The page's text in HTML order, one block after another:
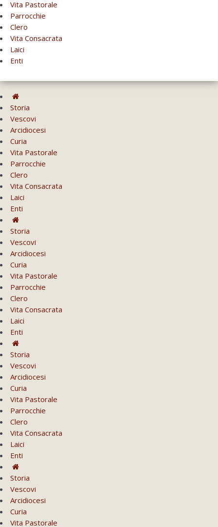
Vita Pastorale
Parrocchie
Clero
Vita Consacrata
Laici
Enti
Storia
Vescovi
Arcidiocesi
Curia
Vita Pastorale
Parrocchie
Clero
Vita Consacrata
Laici
Enti
Storia
Vescovi
Arcidiocesi
Curia
Vita Pastorale
Parrocchie
Clero
Vita Consacrata
Laici
Enti
Storia
Vescovi
Arcidiocesi
Curia
Vita Pastorale
Parrocchie
Clero
Vita Consacrata
Laici
Enti
Storia
Vescovi
Arcidiocesi
Curia
Vita Pastorale